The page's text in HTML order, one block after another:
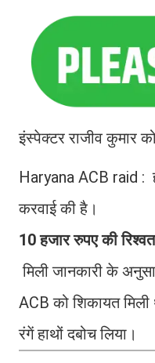
इंस्पेक्टर राजीव कुमार
Haryana ACB raid :
करवाई की है।
10 हजार रुपए की
मिली जानकारी के
ACB को शिकायत
रंगें हाथों दबोच लिया।